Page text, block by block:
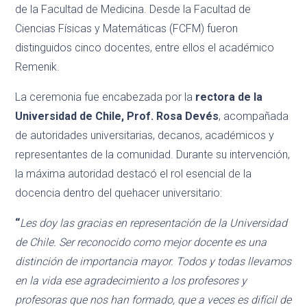
de la Facultad de Medicina. Desde la Facultad de
Ciencias Físicas y Matemáticas (FCFM) fueron
distinguidos cinco docentes, entre ellos el académico
Remenik.
La ceremonia fue encabezada por la rectora de la
Universidad de Chile, Prof. Rosa Devés, acompañada
de autoridades universitarias, decanos, académicos y
representantes de la comunidad. Durante su intervención,
la máxima autoridad destacó el rol esencial de la
docencia dentro del quehacer universitario:
“Les doy las gracias en representación de la Universidad
de Chile. Ser reconocido como mejor docente es una
distinción de importancia mayor. Todos y todas llevamos
en la vida ese agradecimiento a los profesores y
profesoras que nos han formado, que a veces es difícil de